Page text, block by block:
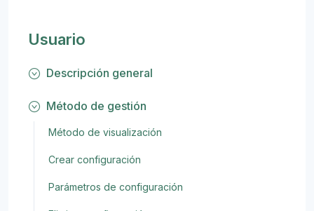
Usuario
Descripción general
Método de gestión
Método de visualización
Crear configuración
Parámetros de configuración